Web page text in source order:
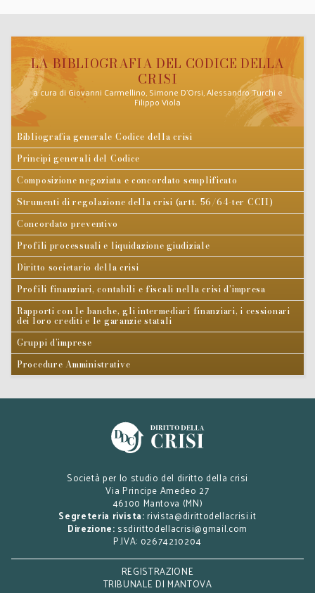
portata dell’intervento legislativo e persistenti profili critici.
LA BIBLIOGRAFIA DEL CODICE DELLA
CRISI
a cura di Giovanni Carmellino, Simone D’Orsi, Alessandro Turchi e
Filippo Viola
Bibliografia generale Codice della crisi
Principi generali del Codice
Composizione negoziata e concordato semplificato
Strumenti di regolazione della crisi (artt. 56/64-ter CCII)
Concordato preventivo
Profili processuali e liquidazione giudiziale
Diritto societario della crisi
Profili finanziari, contabili e fiscali nella crisi d’impresa
Rapporti con le banche, gli intermediari finanziari, i cessionari
dei loro crediti e le garanzie statali
Gruppi d’imprese
Procedure Amministrative
Società per lo studio del diritto della crisi
Via Principe Amedeo 27
46100 Mantova (MN)
Segreteria rivista: rivista@dirittodellacrisi.it
Direzione: ssdirittodellacrisi@gmail.com
P.IVA: 02674210204
REGISTRAZIONE
TRIBUNALE DI MANTOVA